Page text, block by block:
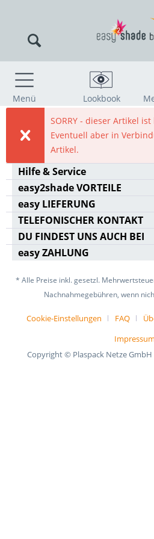
Menü Lookbook
SORRY - dieser Artikel
Eventuell aber in
Artikel.
Hilfe & Service
easy2shade VORTEILE
easy LIEFERUNG
TELEFONISCHER KONTAKT
DU FINDEST UNS AUCH BEI
easy ZAHLUNG
* Alle Preise inkl. gesetzl.
Nachnahmegebühren, wenn
Cookie-Einstellungen FAQ
Impressum
Copyright © Plaspack Netze